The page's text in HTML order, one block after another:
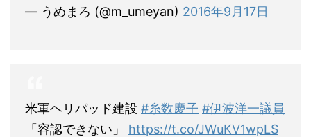
— うめまろ (@m_umeyan) 2016年9月17日
米軍ヘリパッド建設 #糸数慶子 #伊波洋一議員
「容認できない」 https://t.co/JWuKV1wpLS